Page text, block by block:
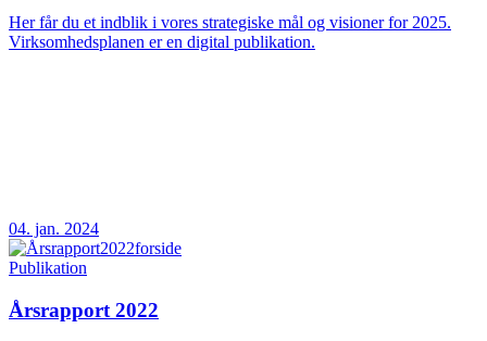
Her får du et indblik i vores strategiske mål og visioner for 2025.
Virksomhedsplanen er en digital publikation.
04. jan. 2024
Publikation
Årsrapport 2022